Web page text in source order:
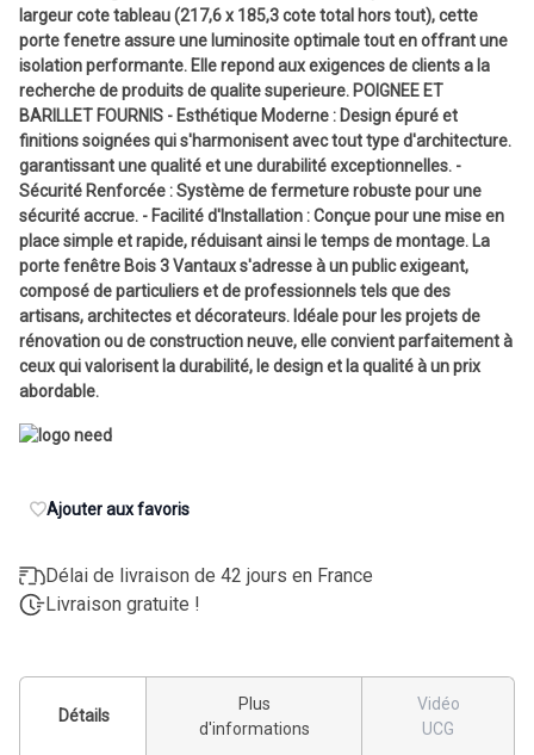
largeur cote tableau (217,6 x 185,3 cote total hors tout), cette
porte fenetre assure une luminosite optimale tout en offrant une
isolation performante. Elle repond aux exigences de clients a la
recherche de produits de qualite superieure. POIGNEE ET
BARILLET FOURNIS - Esthétique Moderne : Design épuré et
finitions soignées qui s'harmonisent avec tout type d'architecture.
garantissant une qualité et une durabilité exceptionnelles. -
Sécurité Renforcée : Système de fermeture robuste pour une
sécurité accrue. - Facilité d'Installation : Conçue pour une mise en
place simple et rapide, réduisant ainsi le temps de montage. La
porte fenêtre Bois 3 Vantaux s'adresse à un public exigeant,
composé de particuliers et de professionnels tels que des
artisans, architectes et décorateurs. Idéale pour les projets de
rénovation ou de construction neuve, elle convient parfaitement à
ceux qui valorisent la durabilité, le design et la qualité à un prix
abordable.
Ajouter aux favoris
Délai de livraison de 42 jours en France
Livraison gratuite !
Détails
Plus
d'informations
Vidéo
UCG